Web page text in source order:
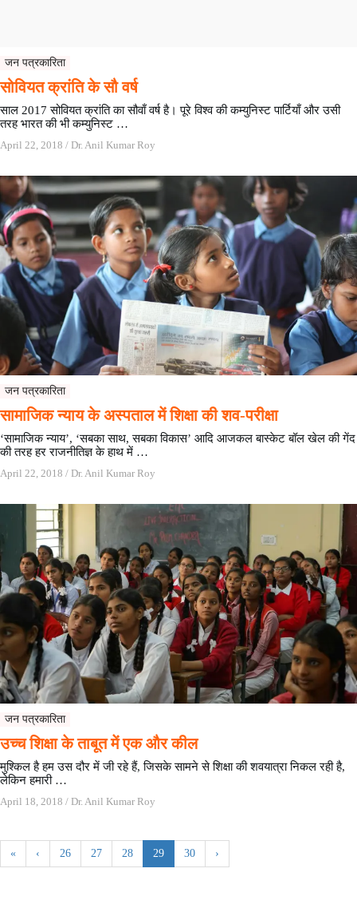
जन पत्रकारिता
सोवियत क्रांति के सौ वर्ष
साल 2017 सोवियत क्रांति का सौवाँ वर्ष है। पूरे विश्व की कम्युनिस्ट पार्टियाँ और उसी
तरह भारत की भी कम्युनिस्ट …
April 22, 2018 / Dr. Anil Kumar Roy
जन पत्रकारिता
सामाजिक न्याय के अस्पताल में शिक्षा की शव-परीक्षा
‘सामाजिक न्याय’, ‘सबका साथ, सबका विकास’ आदि आजकल बास्केट बॉल खेल की गेंद
की तरह हर राजनीतिज्ञ के हाथ में …
April 22, 2018 / Dr. Anil Kumar Roy
जन पत्रकारिता
उच्च शिक्षा के ताबूत में एक और कील
मुश्किल है हम उस दौर में जी रहे हैं, जिसके सामने से शिक्षा की शवयात्रा निकल रही है,
लेकिन हमारी …
April 18, 2018 / Dr. Anil Kumar Roy
« ‹ 26 27 28 29 30 ›